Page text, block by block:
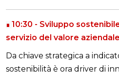
∎ 10:30 - Sviluppo
servizio del valore aziendale
Da chiave strategica a
sostenibilità è ora driver di